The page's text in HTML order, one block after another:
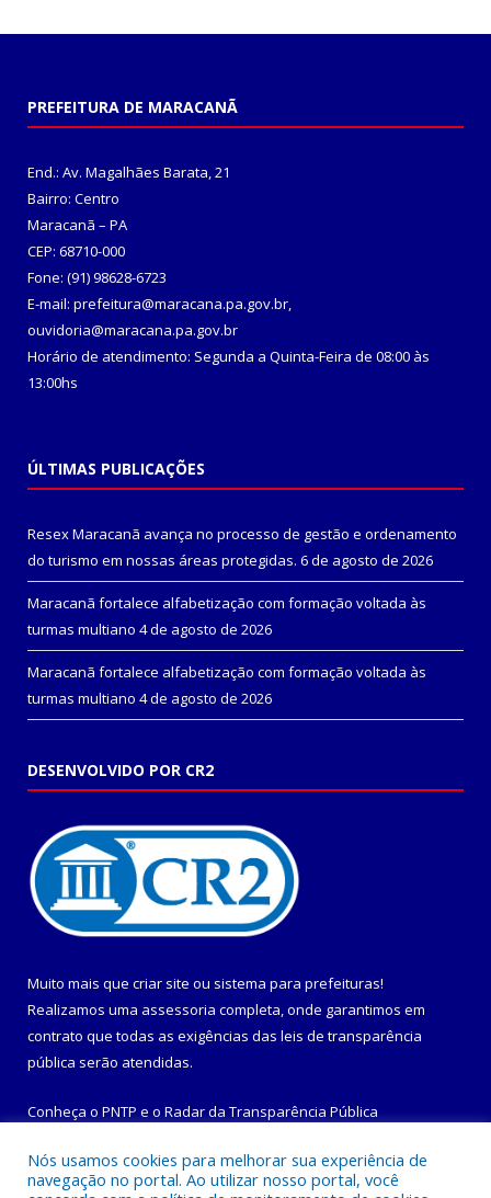
PREFEITURA DE MARACANÃ
End.: Av. Magalhães Barata, 21
Bairro: Centro
Maracanã – PA
CEP: 68710-000
Fone: (91) 98628-6723
E-mail: prefeitura@maracana.pa.gov.br,
ouvidoria@maracana.pa.gov.br
Horário de atendimento: Segunda a Quinta-Feira de 08:00 às
13:00hs
ÚLTIMAS PUBLICAÇÕES
Resex Maracanã avança no processo de gestão e ordenamento
do turismo em nossas áreas protegidas. 6 de agosto de 2026
Maracanã fortalece alfabetização com formação voltada às
turmas multiano 4 de agosto de 2026
Maracanã fortalece alfabetização com formação voltada às
turmas multiano 4 de agosto de 2026
DESENVOLVIDO POR CR2
Muito mais que criar site ou sistema para prefeituras!
Realizamos uma assessoria completa, onde garantimos em
contrato que todas as exigências das leis de transparência
pública serão atendidas.
Conheça o PNTP e o Radar da Transparência Pública
Nós usamos cookies para melhorar sua experiência de
navegação no portal. Ao utilizar nosso portal, você